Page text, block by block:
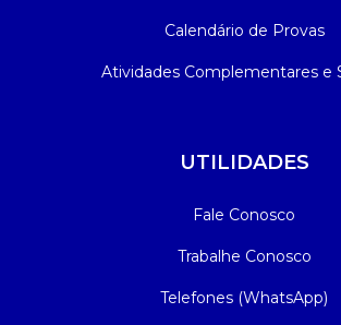
Calendário de Provas
Atividades Complementares e
UTILIDADES
Fale Conosco
Trabalhe Conosco
Telefones (WhatsApp)